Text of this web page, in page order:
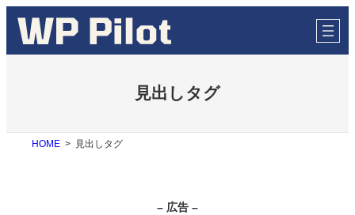
ス
見出しタグ
HOME 見出しタグ
– 広告 –